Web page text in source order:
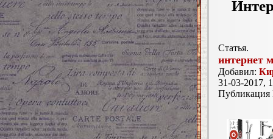
Статья.
интернет
Добавил:
31-03-2017,